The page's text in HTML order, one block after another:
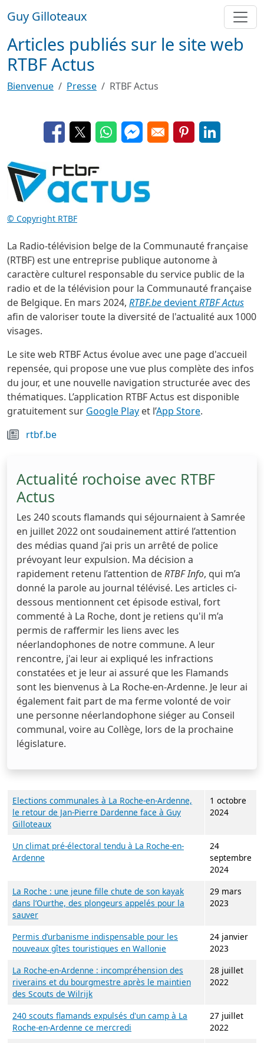
Guy Gilloteaux
Articles publiés sur le site web
RTBF Actus
Bienvenue Presse RTBF Actus
Opens in a new window
Opens in a new window
Opens in a new window
Opens in a new window
Opens in a new
Opens in a
Image
© Copyright RTBF
La Radio-télévision belge de la Communauté française
(RTBF) est une entreprise publique autonome à
caractère culturel responsable du service public de la
radio et de la télévision pour la Communauté française
de Belgique. En mars 2024, RTBF.bedevientRTBF Actus
afin de valoriser toute la diversité de l'actualité aux 1000
visages.
Le site web RTBF Actus évolue avec une page d'accueil
repensée, qui propose une vue plus complète des infos
du jour, et une nouvelle navigation structurée avec des
thématiques. L’application RTBF Actus est disponible
gratuitement sur Google Play et l’App Store.
rtbf.be
Actualité rochoise avec RTBF
Actus
Les 240 scouts flamands qui séjournaient à Samrée
en juillet 2022 ont soudainement attiré l’attention
des médias quand j’ai pris un arrêté de police
prévoyant leur expulsion. Ma décision a
rapidement retenu l’attention deRTBF Info, qui m’a
donné la parole au journal télévisé. Les articles ci-
dessous mentionnent cet épisode estival, fort
commenté à La Roche, dont je retiens qu'il m’a
permis de raffermir les liens avec les
néerlandophones de notre commune. A leur
rencontre, j'ai leur ai expliqué les infractions
constatées et je leur ai assuré que les Flamands
sont les bienvenus à La Roche-en-Ardenne. Je leur ai
également fait part de ma ferme volonté de voir
une personne néerlandophone siéger au Conseil
communal, voire au Collège, lors de la prochaine
législature.
Elections communales à La Roche-en-Ardenne,
le retour de Jan-Pierre Dardenne face à Guy
Gilloteaux
1 octobre
2024
Un climat pré-électoral tendu à La Roche-en-
Ardenne
24
septembre
2024
La Roche : une jeune fille chute de son kayak
dans l’Ourthe, des plongeurs appelés pour la
sauver
29 mars
2023
Permis d’urbanisme indispensable pour les
nouveaux gîtes touristiques en Wallonie
24 janvier
2023
La Roche-en-Ardenne : incompréhension des
riverains et du bourgmestre après le maintien
des Scouts de Wilrijk
28 juillet
2022
240 scouts flamands expulsés d'un camp à La
Roche-en-Ardenne ce mercredi
27 juillet
2022